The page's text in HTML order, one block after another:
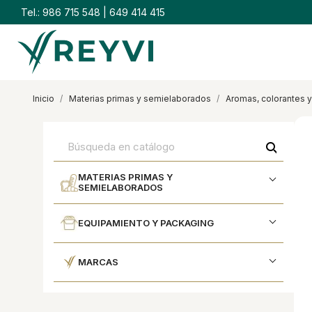
Tel.: 986 715 548 649 414 415
inicio materias primas y semielaborados aromas, colorantes
search
MATERIAS PRIMAS Y
SEMIELABORADOS
EQUIPAMIENTO Y PACKAGING
MARCAS